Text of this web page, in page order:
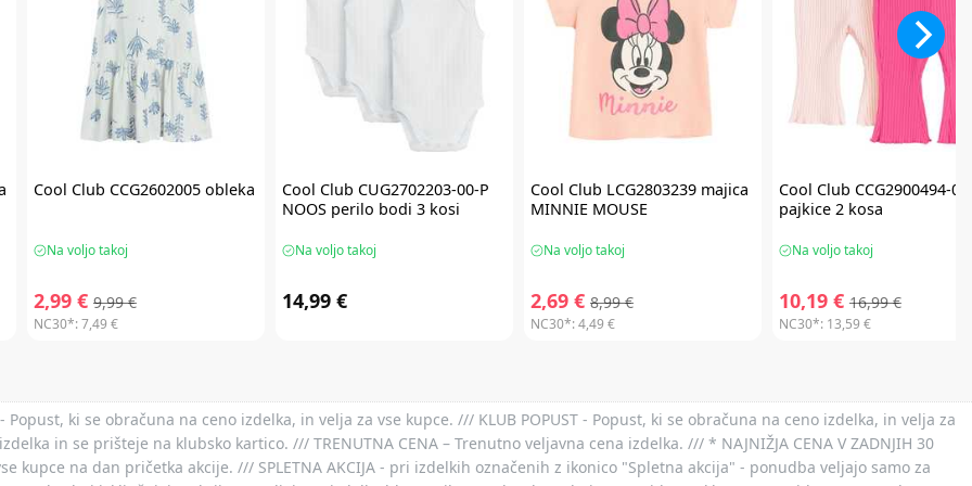
Cool Club CCG2602005 obleka
Na voljo takoj
2,99 € 9,99 €
NC30*:7,49 €
Cool Club CUG2702203-00-P
NOOS perilo bodi 3 kosi
Na voljo takoj
14,99 €
Cool Club LCG2803239 majica
MINNIE MOUSE
Na voljo takoj
2,69 € 8,99 €
NC30*:4,49 €
Cool Club CCG2900494-00
pajkice 2 kosa
Na voljo takoj
10,19 € 16,99 €
NC30*: 13,59 €
ki se obračuna na ceno izdelka, in velja za vse kupce. /// KLUB POPUST - Popust, ki se obračuna na ceno izdelka, in velja za
in se prišteje na klubsko kartico. /// TRENUTNA CENA – Trenutno veljavna cena izdelka. /// * NAJNIŽJA CENA V ZADNJIH 30
kupce na dan pričetka akcije. /// SPLETNA AKCIJA - pri izdelkih označenih z ikonico "Spletna akcija" - ponudba veljajo samo za